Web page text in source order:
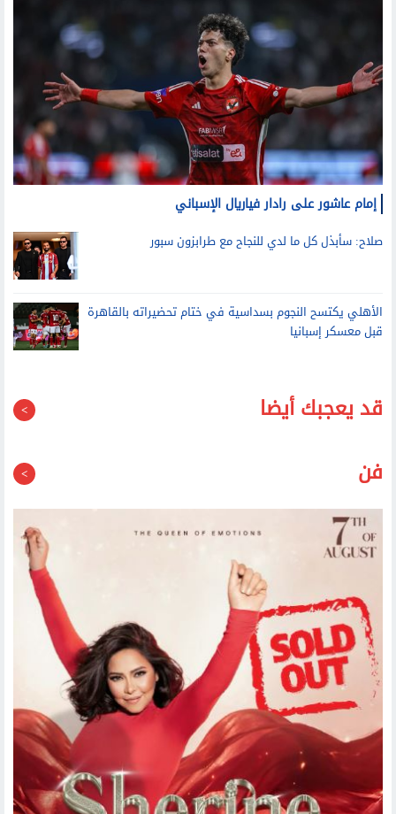
إمام عاشور على رادار فياريال الإسباني
صلاح: سأبذل كل ما لدي للنجاح مع طرابزون سبور
الأهلي يكتسح النجوم بسداسية في ختام تحضيراته بالقاهرة
قبل معسكر إسبانيا
قد يعجبك أيضا
فن